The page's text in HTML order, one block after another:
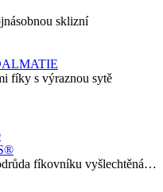
sklizní
fíky s výraznou sytě
fíkovníku vyšlechtěná…